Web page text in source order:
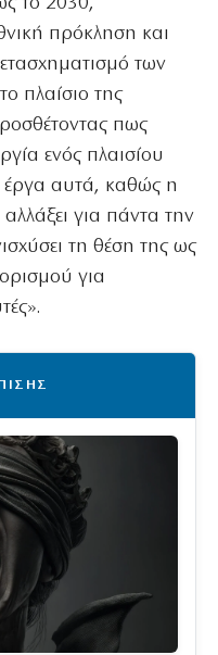
πρόκληση και
των
πλαίσιο της
πως
ενός πλαισίου
έργα αυτά, καθώς η
για πάντα την
τη θέση της ως
για